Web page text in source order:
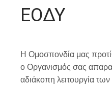
ΕΟΔΥ
Η Ομοσπονδία μας
ο Οργανισμός σας
αδιάκοπη λειτουργία